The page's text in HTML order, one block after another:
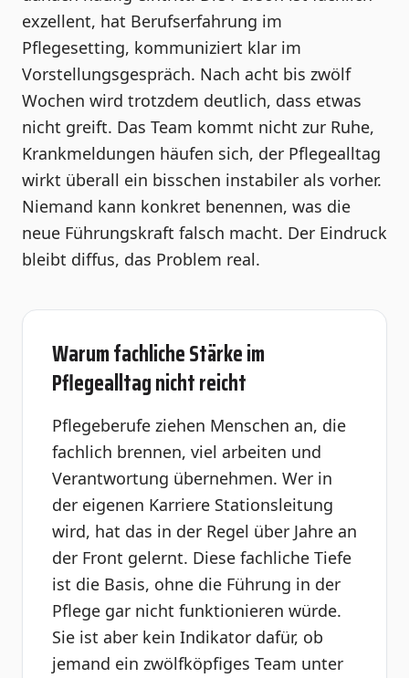
exzellent, hat Berufserfahrung im
Pflegesetting, kommuniziert klar im
Vorstellungsgespräch. Nach acht bis zwölf
Wochen wird trotzdem deutlich, dass etwas
nicht greift. Das Team kommt nicht zur Ruhe,
Krankmeldungen häufen sich, der Pflegealltag
wirkt überall ein bisschen instabiler als vorher.
Niemand kann konkret benennen, was die
neue Führungskraft falsch macht. Der Eindruck
bleibt diffus, das Problem real.
Warum fachliche Stärke im
Pflegealltag nicht reicht
Pflegeberufe ziehen Menschen an, die
fachlich brennen, viel arbeiten und
Verantwortung übernehmen. Wer in
der eigenen Karriere Stationsleitung
wird, hat das in der Regel über Jahre an
der Front gelernt. Diese fachliche Tiefe
ist die Basis, ohne die Führung in der
Pflege gar nicht funktionieren würde.
Sie ist aber kein Indikator dafür, ob
jemand ein zwölfköpfiges Team unter